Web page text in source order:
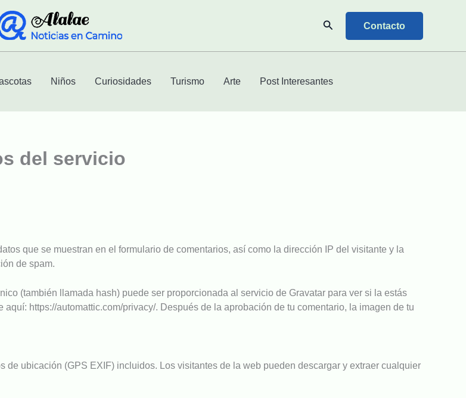
Buscar Contacto
Niños Curiosidades Turismo Arte Post Interesantes
del servicio
que se muestran en el formulario de comentarios, así como la dirección IP del visitante y la
de spam.
(también llamada hash) puede ser proporcionada al servicio de Gravatar para ver si la estás
https://automattic.com/privacy/. Después de la aprobación de tu comentario, la imagen de tu
ubicación (GPS EXIF) incluidos. Los visitantes de la web pueden descargar y extraer cualquier